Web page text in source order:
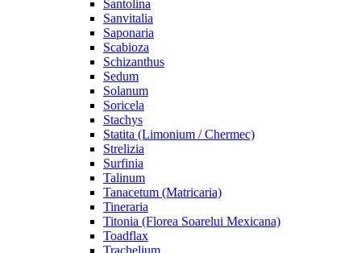
Santolina
Sanvitalia
Saponaria
Scabioza
Schizanthus
Sedum
Solanum
Soricela
Stachys
Statita (Limonium / Chermec)
Strelizia
Surfinia
Talinum
Tanacetum (Matricaria)
Tineraria
Titonia (Florea Soarelui Mexicana)
Toadflax
Trachelium